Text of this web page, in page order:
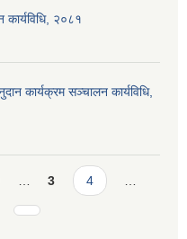
कार्यविधि, २०८१
कार्यक्रम सञ्‍चालन कार्यविधि,
3 4